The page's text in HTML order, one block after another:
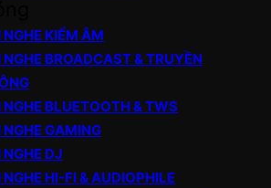
NGHE KIỂM ÂM
NGHE BROADCAST & TRUYỀN
NGHE BLUETOOTH & TWS
NGHE GAMING
NGHE DJ
NGHE HI-FI & AUDIOPHILE